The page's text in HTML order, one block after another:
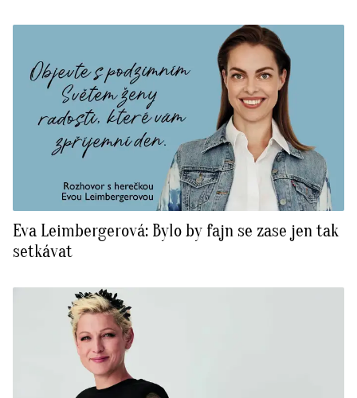
Eva Leimbergerová: Bylo by fajn se zase jen tak
setkávat